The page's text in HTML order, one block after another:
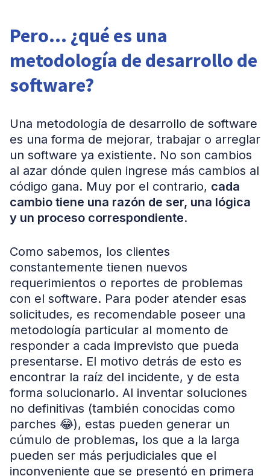
Pero… ¿qué es una
metodología de desarrollo de
software?
Una metodología de desarrollo de software
es una forma de mejorar, trabajar o arreglar
un software ya existiente. No son cambios
al azar dónde quien ingrese más cambios al
código gana. Muy por el contrario, cada
cambio tiene una razón de ser, una lógica
y un proceso correspondiente.
Como sabemos, los clientes
constantemente tienen nuevos
requerimientos o reportes de problemas
con el software. Para poder atender esas
solicitudes, es recomendable poseer una
metodología particular al momento de
responder a cada imprevisto que pueda
presentarse. El motivo detrás de esto es
encontrar la raíz del incidente, y de esta
forma solucionarlo. Al inventar soluciones
no definitivas (también conocidas como
parches 😂), estas pueden generar un
cúmulo de problemas, los que a la larga
pueden ser más perjudiciales que el
inconveniente que se presentó en primera